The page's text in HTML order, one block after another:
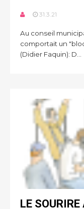
31.3.21
Au conseil
comportait un
(Didier Faquin): D...
LE